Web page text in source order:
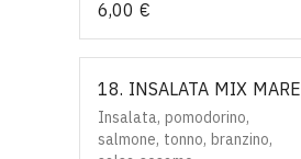
6,00 €
18. INSALATA MIX MARE
Insalata, pomodorino,
salmone, tonno, branzino,